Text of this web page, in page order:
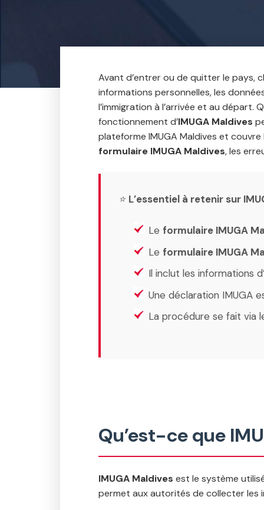
Avant d’entrer ou de quitter le pays,
informations personnelles, les
l’immigration à l’arrivée et au
fonctionnement d’IMUGA Maldives
plateforme IMUGA Maldives et
formulaire IMUGA Maldives, les
⭐ L’essentiel à retenir sur
Le formulaire IMUGA
Le formulaire IMUGA
Il inclut les informations
Une déclaration IMUGA
La procédure se fait via
Qu’est-ce que
IMUGA Maldives est le système
permet aux autorités de collecter les